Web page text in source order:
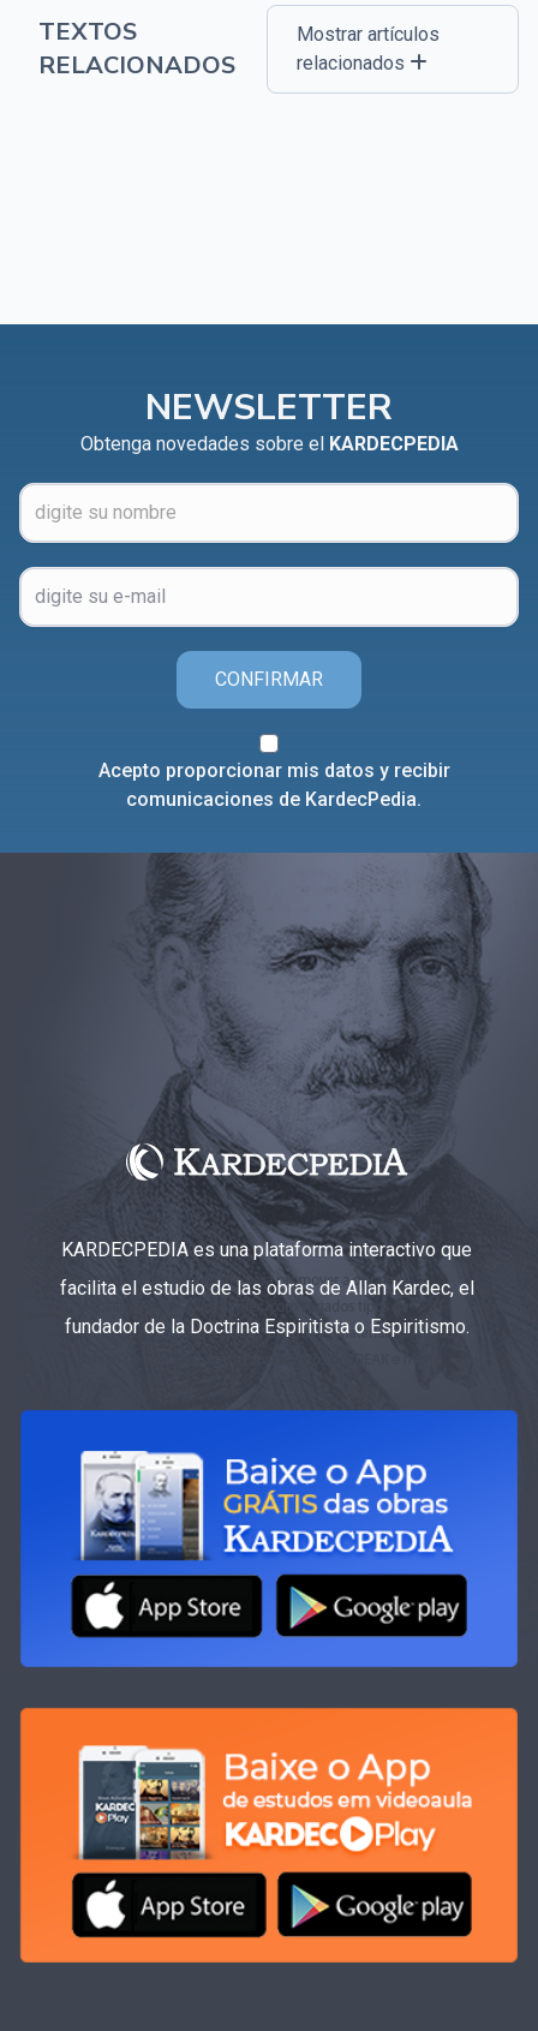
TEXTOS
RELACIONADOS
Mostrar artículos
relacionados
NEWSLETTER
Obtenga novedades sobre el KARDECPEDIA
CONFIRMAR
Acepto proporcionar mis datos y recibir
comunicaciones de KardecPedia.
KARDECPEDIA es una plataforma interactivo que
facilita el estudio de las obras de Allan Kardec, el
fundador de la Doctrina Espiritista o Espiritismo.